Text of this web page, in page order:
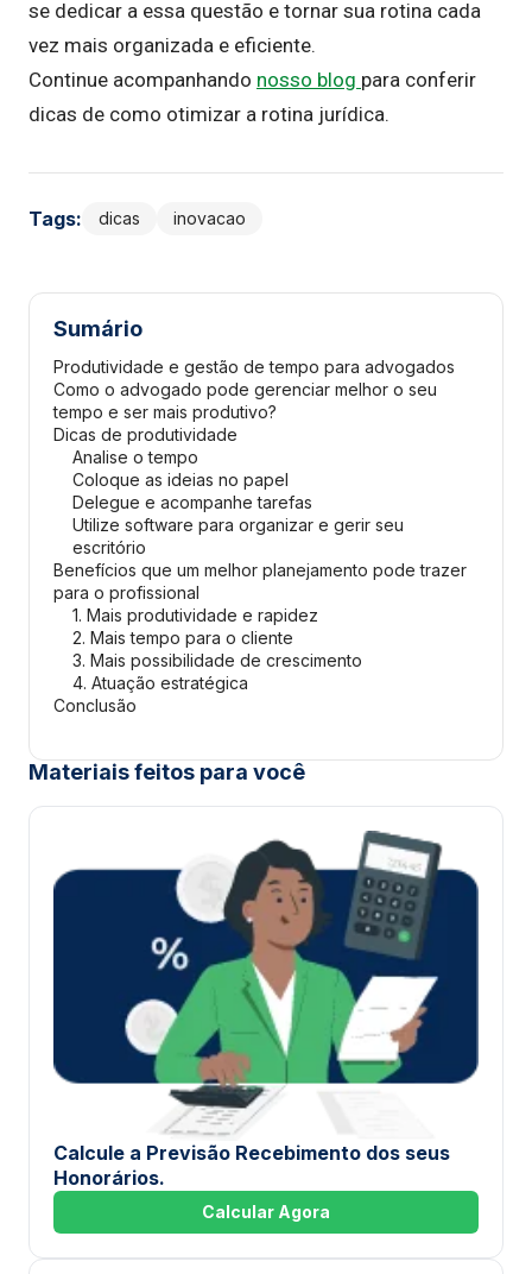
se dedicar a essa questão e tornar sua rotina cada
vez mais organizada e eficiente.
Continue acompanhando nosso blog para conferir
dicas de como otimizar a rotina jurídica.
Tags: dicas inovacao
Sumário
Produtividade e gestão de tempo para advogados
Como o advogado pode gerenciar melhor o seu
tempo e ser mais produtivo?
Dicas de produtividade
Analise o tempo
Coloque as ideias no papel
Delegue e acompanhe tarefas
Utilize software para organizar e gerir seu
escritório
Benefícios que um melhor planejamento pode trazer
para o profissional
1. Mais produtividade e rapidez
2. Mais tempo para o cliente
3. Mais possibilidade de crescimento
4. Atuação estratégica
Conclusão
Materiais feitos para você
Calcule a Previsão Recebimento dos seus
Honorários.
Calcular Agora